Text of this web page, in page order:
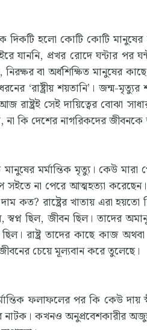
দিকটি হলো কোটি কোটি
যাননি, প্রখর রোদে ঘন্টার
বা অর্ধশিক্ষিত মানুষের
‘রাষ্ট্রীয় শয়তানি’। জন্ম-
আজ রাষ্ট্রই সেই দায়িত্বের বোঝা
না কি দেশের নাগরিকদের
মর্মান্তিক মৃত্যু। কেউ
না পেরে আত্মহত্যা
কত? রাষ্ট্রের খাতায় এরা হয়তো
স্বপ্ন ছিল, জীবন ছিল। তাদের
ছিল। রাষ্ট্র তাদের কাছে কাজ
চেয়ে মূল্যবান করে তুলেছে।
ফলাফলের পর কি কেউ
নাটক। কখনও